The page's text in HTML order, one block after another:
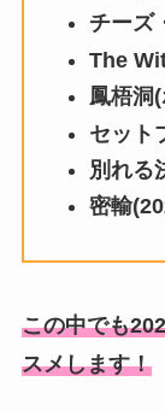
チーズ
The
鳳梧洞
セット
別れる
密輸
この中でも
スメします！